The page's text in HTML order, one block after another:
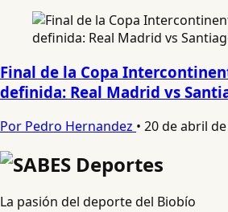
Final de la Copa
definida: Real Madrid vs
Por Pedro Hernandez • 20 de abril
La pasión del deporte del Biobío